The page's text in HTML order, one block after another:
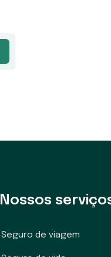
Nossos
Seguro de viagem